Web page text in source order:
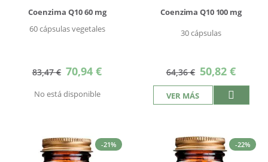
Coenzima Q10 60 mg
60 cápsulas vegetales
83,47 € Precio
especial
70,94 €
No está disponible
Coenzima Q10 100 mg
30 cápsulas
64,36 € Precio
especial
50,82 €
VER MÁS
-21% -22%